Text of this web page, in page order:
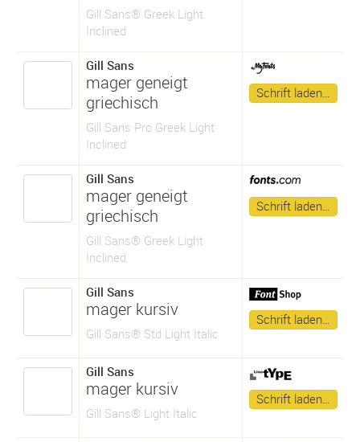
Gill Sans® Greek Light
Inclined
Gill Sans
mager geneigt
griechisch
Gill Sans Pro Greek Light
Inclined
Schrift laden…
Gill Sans
mager geneigt
griechisch
Gill Sans® Greek Light
Inclined
Schrift laden…
Gill Sans
mager kursiv
Gill Sans® Std Light Italic
Schrift laden…
Gill Sans
mager kursiv
Gill Sans® Light Italic
Schrift laden…